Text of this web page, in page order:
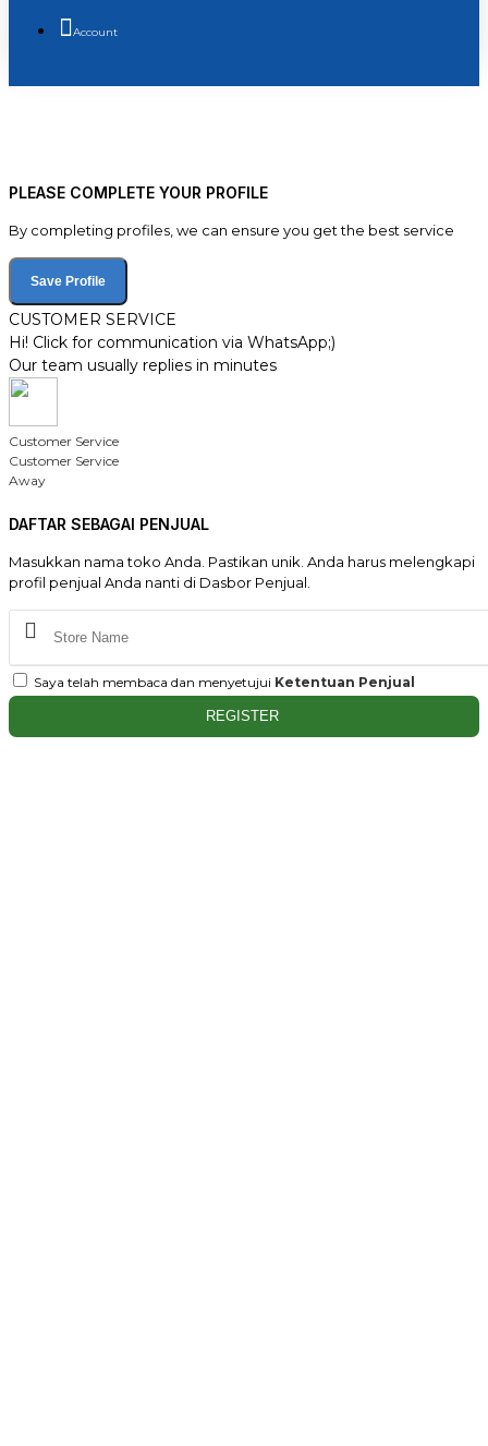
Account
PLEASE COMPLETE YOUR PROFILE
By completing profiles, we can ensure you get the best service
Save Profile
CUSTOMER SERVICE
Hi! Click for communication via WhatsApp;)
Our team usually replies in minutes
Customer Service
Customer Service
Away
DAFTAR SEBAGAI PENJUAL
Masukkan nama toko Anda. Pastikan unik. Anda harus melengkapi
profil penjual Anda nanti di Dasbor Penjual.
Saya telah membaca dan menyetujui Ketentuan Penjual
REGISTER